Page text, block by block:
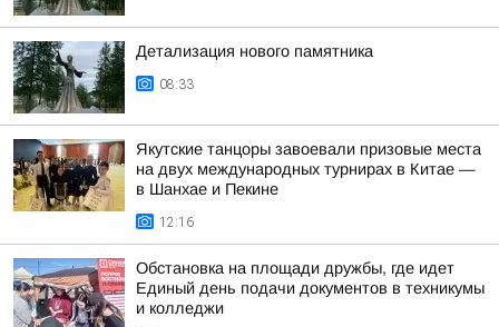
Детализация нового памятника
08:33
Якутские танцоры завоевали призовые места
на двух международных турнирах в Китае —
в Шанхае и Пекине
12:16
Обстановка на площади дружбы, где идет
Единый день подачи документов в техникумы
и колледжи